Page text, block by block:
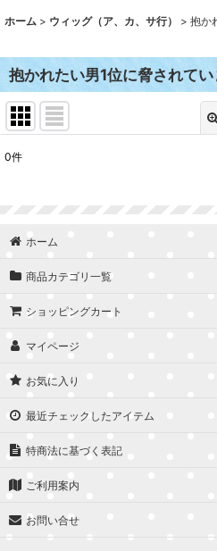
ホーム > ウィッグ（ア、カ、サ行） > 抱か
抱かれたい男1位に脅されてい
0件
ホーム
商品カテゴリ一覧
ショッピングカート
マイページ
お気に入り
最近チェックしたアイテム
特商法に基づく表記
ご利用案内
お問い合せ